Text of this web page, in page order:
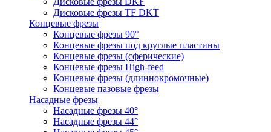
Дисковые фрезы TF DKT
Концевые фрезы
Концевые фрезы 90°
Концевые фрезы под круглые пластины
Концевые фрезы (сферические)
Концевые фрезы High-feed
Концевые фрезы (длиннокромочные)
Концевые пазовые фрезы
Насадные фрезы
Насадные фрезы 40°
Насадные фрезы 44°